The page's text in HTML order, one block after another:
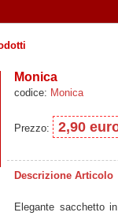
Monica
codice: Monica
Prezzo: 2,90
Descrizione Articolo
Elegante sacchetto